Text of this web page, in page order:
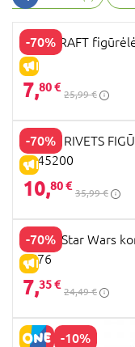
-70%
IŠPARDAVIMAS
WARCRAFT
7,80 €
25,99 €
-70%
IŠPARDAVIMAS
RUSTY RIVETS
6045200
10,80 €
35,99 €
-70%
IŠPARDAVIMAS
Revell Star Wars
6676
7,35 €
24,49 €
-10%